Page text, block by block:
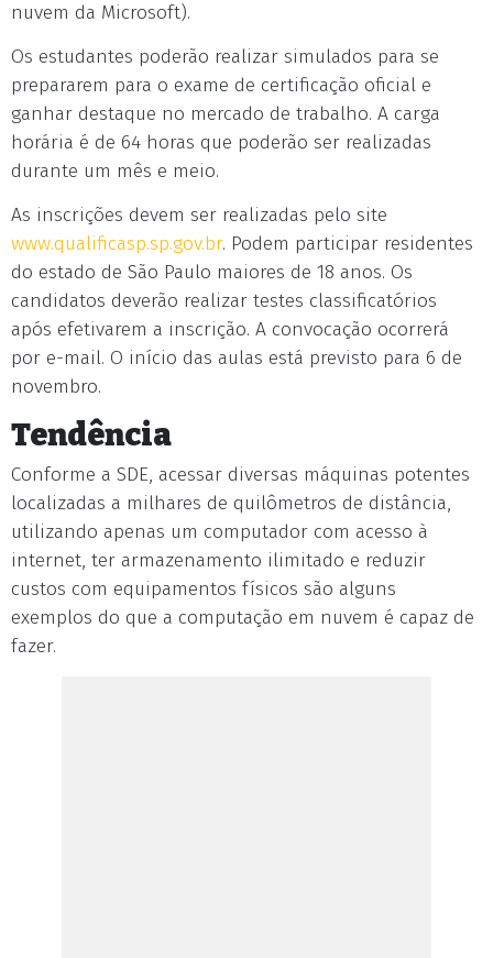
nuvem da Microsoft).
Os estudantes poderão realizar simulados para se
prepararem para o exame de certificação oficial e
ganhar destaque no mercado de trabalho. A carga
horária é de 64 horas que poderão ser realizadas
durante um mês e meio.
As inscrições devem ser realizadas pelo site
www.qualificasp.sp.gov.br. Podem participar residentes
do estado de São Paulo maiores de 18 anos. Os
candidatos deverão realizar testes classificatórios
após efetivarem a inscrição. A convocação ocorrerá
por e-mail. O início das aulas está previsto para 6 de
novembro.
Tendência
Conforme a SDE, acessar diversas máquinas potentes
localizadas a milhares de quilômetros de distância,
utilizando apenas um computador com acesso à
internet, ter armazenamento ilimitado e reduzir
custos com equipamentos físicos são alguns
exemplos do que a computação em nuvem é capaz de
fazer.